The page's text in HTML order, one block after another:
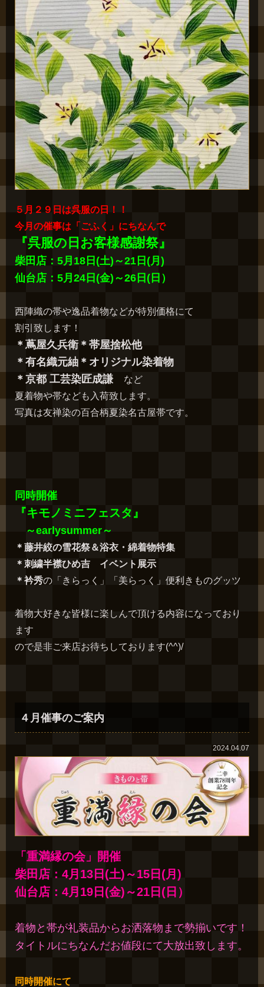
５月２９日は呉服の日！！
今月の催事は「ごふく」にちなんで
『呉服の日お客様感謝祭』
柴田店：5月18日(土)～21日(月)
仙台店：5月24日(金)～26日(日）
西陣織の帯や逸品着物などが特別価格にて
割引致します！
＊蔦屋久兵衛＊帯屋捨松他
＊有名織元紬＊オリジナル染着物
＊京都 工芸染匠成謙
など
夏着物や帯なども入荷致します。
写真は友禅染の百合柄夏染名古屋帯です。
同時開催
『キモノミニフェスタ』
～earlysummer～
＊藤井絞の雪花祭＆浴衣・綿着物特集
＊刺繍半襟ひめ吉 イベント展示
＊衿秀の「きらっく」「美らっく」便利きものグッツ
着物大好きな皆様に楽しんで頂ける内容になっており
ます
ので是非ご来店お待ちしております(^^)/
４月催事のご案内
2024.04.07
「重満縁の会」開催
柴田店：4月13日(土)～15日(月)
仙台店：4月19日(金)～21日(日）
着物と帯が礼装品からお洒落物まで勢揃いです！
タイトルにちなんだお値段にて大放出致します。
同時開催にて